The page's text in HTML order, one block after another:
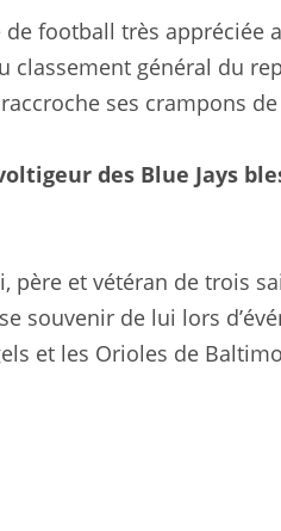
football très appréciée
classement général du
ses crampons
des Blue Jays
père et vétéran de trois
souvenir de lui lors
et les Orioles de